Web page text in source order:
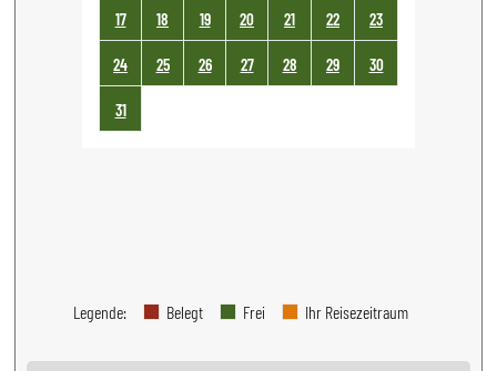
17 18 19 20 21 22 23
24 25 26 27 28 29 30
31
Legende: Belegt Frei Ihr Reisezeitraum